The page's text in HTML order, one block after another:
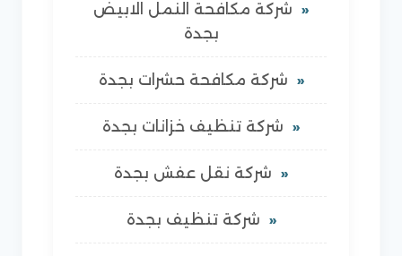
شركة مكافحة النمل الابيض
بجدة
شركة مكافحة حشرات بجدة
شركة تنظيف خزانات بجدة
شركة نقل عفش بجدة
شركة تنظيف بجدة